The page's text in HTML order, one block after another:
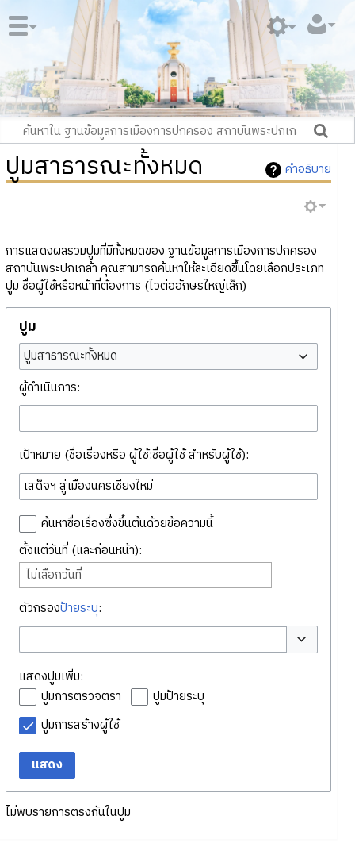
คำอธิบาย
ปูมสาธารณะทั้งหมด
การแสดงผลรวมปูมที่มีทั้งหมดของ ฐานข้อมูลการเมืองการปกครอง
สถาบันพระปกเกล้า คุณสามารถค้นหาให้ละเอียดขึ้นโดยเลือกประเภท
ปูม ชื่อผู้ใช้หรือหน้าที่ต้องการ (ไวต่ออักษรใหญ่เล็ก)
ปูม
ปูมสาธารณะทั้งหมด
ผู้ดำเนินการ:
เป้าหมาย (ชื่อเรื่องหรือ ผู้ใช้:ชื่อผู้ใช้ สำหรับผู้ใช้):
ค้นหาชื่อเรื่องซึ่งขึ้นต้นด้วยข้อความนี้
ตั้งแต่วันที่ (และก่อนหน้า):
ไม่เลือกวันที่
ตัวกรองป้ายระบุ:
สลับตัวเลือก
แสดงปูมเพิ่ม:
ปูมการตรวจตรา
ปูมป้ายระบุ
ปูมการสร้างผู้ใช้
แสดง
ไม่พบรายการตรงกันในปูม